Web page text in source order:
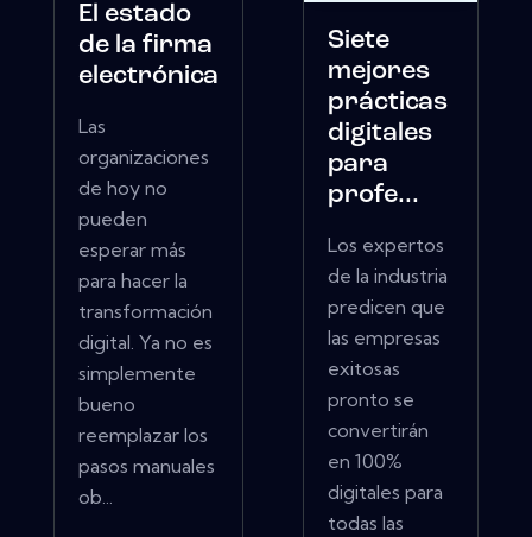
El estado
de la firma
electrónica
Las
organizaciones
de hoy no
pueden
esperar más
para hacer la
transformación
digital. Ya no es
simplemente
bueno
reemplazar los
pasos manuales
ob...
Siete
mejores
prácticas
digitales
para
profe...
Los expertos
de la industria
predicen que
las empresas
exitosas
pronto se
convertirán
en 100%
digitales para
todas las